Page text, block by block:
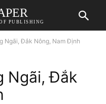
PUBLISHING
Ngãi, Đắk Nông, Nam Định
Ngãi, Đắk